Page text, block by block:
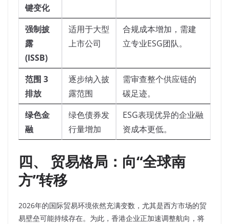
键变化
强制披
露
(ISSB)
适用于大型
上市公司
合规成本增加，需建
立专业ESG团队。
范围 3
排放
逐步纳入披
露范围
需审查整个供应链的
碳足迹。
绿色金
融
绿色债券发
行量增加
ESG表现优异的企业融
资成本更低。
四、 贸易格局：向“全球南
方”转移
2026年的国际贸易环境依然充满变数，尤其是西方市场的贸
易壁垒可能持续存在。为此，香港企业正加速调整航向，将